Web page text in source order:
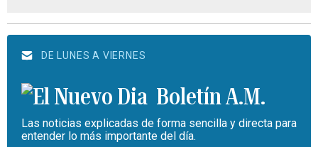
DE LUNES A VIERNES
Boletín A.M.
Las noticias explicadas de forma sencilla y directa para
entender lo más importante del día.